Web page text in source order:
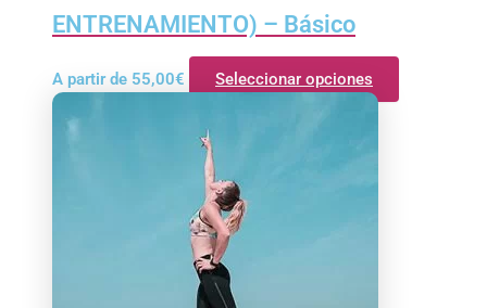
ENTRENAMIENTO) – Básico
A partir de 55,00€ Seleccionar opciones